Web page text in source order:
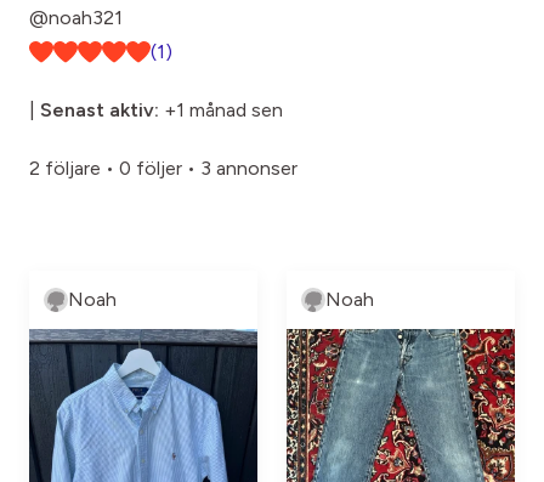
@noah321
(1)
Senast aktiv: +1 månad sen
2 följare • 0 följer • 3 annonser
Noah Noah